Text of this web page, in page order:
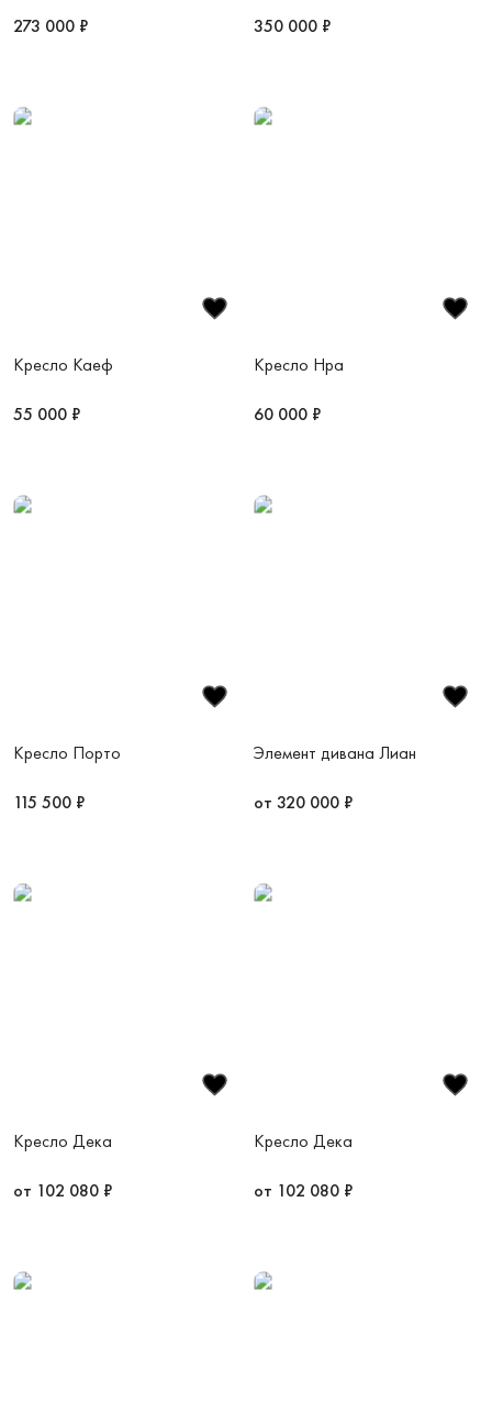
273 000 ₽ 350 000 ₽
Кресло Каеф
55 000 ₽
Кресло Нра
60 000 ₽
Кресло Порто
115 500 ₽
Элемент дивана Лиан
от 320 000 ₽
Кресло Дека
от 102 080 ₽
Кресло Дека
от 102 080 ₽